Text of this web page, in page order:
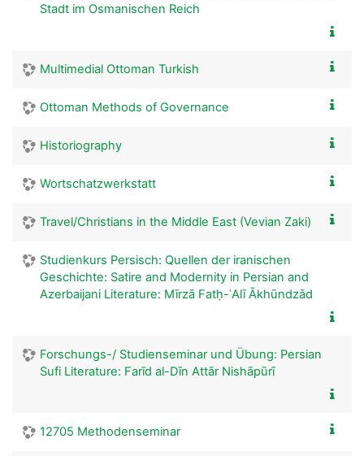
Stadt im Osmanischen Reich
Multimedial Ottoman Turkish
Ottoman Methods of Governance
Historiography
Wortschatzwerkstatt
Travel/Christians in the Middle East (Vevian Zaki)
Studienkurs Persisch: Quellen der iranischen
Geschichte: Satire and Modernity in Persian and
Azerbaijani Literature: Mīrzā Fatḥ-ʿAlī Ākhūndzād
Forschungs-/ Studienseminar und Übung: Persian
Sufi Literature: Farīd al-Dīn Attār Nishāpūrī
12705 Methodenseminar